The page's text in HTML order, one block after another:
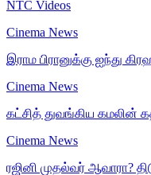
NTC Videos
Cinema News
இராம பிரானுக்கு ஐந்து
Cinema News
கட்சித் துவங்கிய கமலின்
Cinema News
ரஜினி முதல்வர் ஆவாரா?